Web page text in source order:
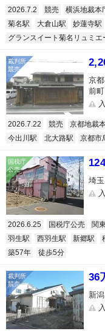
2026.7.2 競売 横浜地裁本
菊名駅
大倉山駅 妙蓮寺駅
グランスイート菊名リュミエ
京
前町
2026.7.22 競売 京都地裁
今出川駅
北大路駅 京都市
埼
2026.6.25 国税庁公売 関
羽生駅
西羽生駅 新郷駅
築57年
徒歩5分
36
新